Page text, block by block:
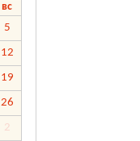
вс
5
12
19
26
2